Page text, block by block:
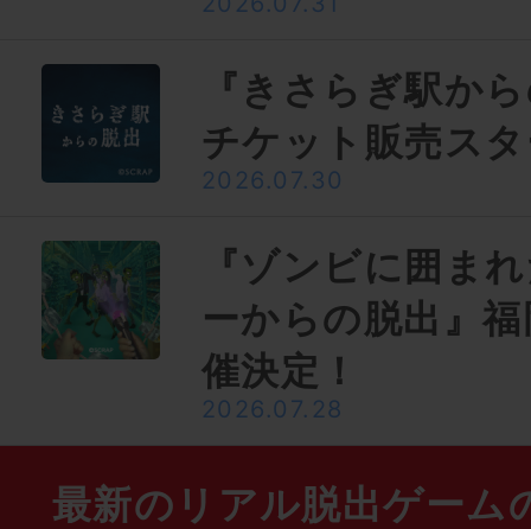
『きさらぎ駅か
チケット販売ス
2026.07.30
『ゾンビに囲ま
ーからの脱出』
催決定！
2026.07.28
最新のリアル脱出ゲーム